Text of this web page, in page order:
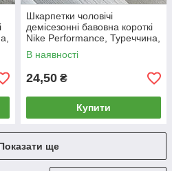
Шкарпетки чоловічі
демісезонні бавовна короткі
Nike Performance, Туреччина,
розмір 41-45, чорні, 05053
В наявності
24,50 ₴
Купити
ще